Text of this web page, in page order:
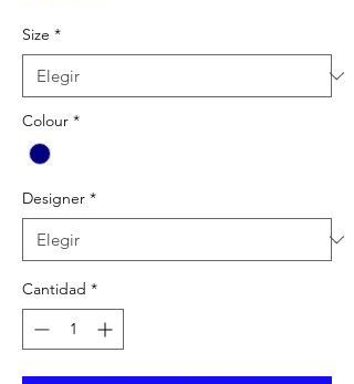
Size *
Colour *
Designer *
Cantidad *